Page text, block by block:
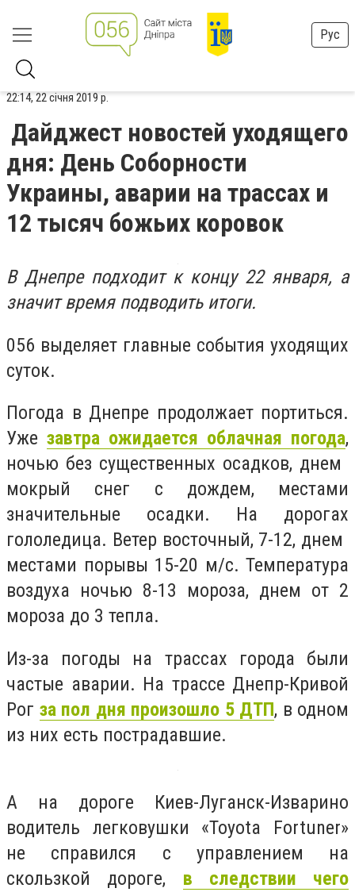
Рус
22:14, 22 січня 2019 р.
Дайджест новостей уходящего
дня: День Соборности
Украины, аварии на трассах и
12 тысяч божьих коровок
В Днепре подходит к концу 22 января, а
значит время подводить итоги.
056 выделяет главные события уходящих
суток.
Погода в Днепре продолжает портиться.
Уже завтра ожидается облачная погода,
ночью без существенных осадков, днем ​​
мокрый снег с дождем, местами
значительные осадки. На дорогах
гололедица. Ветер восточный, 7-12, днем ​​
местами порывы 15-20 м/с. Температура
воздуха ночью 8-13 мороза, днем ​​от 2
мороза до 3 тепла.
Из-за погоды на трассах города были
частые аварии. На трассе Днепр-Кривой
Рог за пол дня произошло 5 ДТП, в одном
из них есть пострадавшие.
А на дороге Киев-Луганск-Изварино
водитель легковушки «Toyota Fortuner»
не справился с управлением на
скользкой дороге, в следствии чего